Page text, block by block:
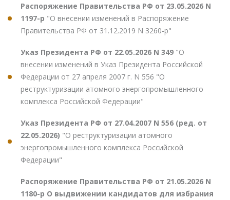
Распоряжение Правительства РФ от 23.05.2026 N
1197-р "О внесении изменений в Распоряжение
Правительства РФ от 31.12.2019 N 3260-р"
Указ Президента РФ от 22.05.2026 N 349 "О
внесении изменений в Указ Президента Российской
Федерации от 27 апреля 2007 г. N 556 "О
реструктуризации атомного энергопромышленного
комплекса Российской Федерации"
Указ Президента РФ от 27.04.2007 N 556 (ред. от
22.05.2026) "О реструктуризации атомного
энергопромышленного комплекса Российской
Федерации"
Распоряжение Правительства РФ от 21.05.2026 N
1180-р О выдвижении кандидатов для избрания